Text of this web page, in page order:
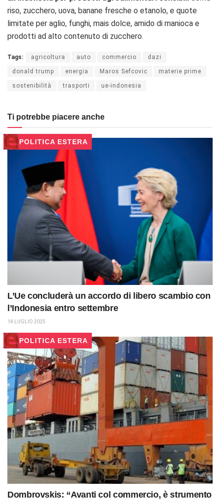
riso, zucchero, uova, banane fresche o etanolo, e quote
limitate per aglio, funghi, mais dolce, amido di manioca e
prodotti ad alto contenuto di zucchero.
Tags: agricoltura auto commercio dazi
donald trump energia Maros Sefcovic materie prime
sostenibilità trasporti ue-indonesia
Ti potrebbe piacere anche
POLITICA ESTERA
L’Ue concluderà un accordo di libero scambio con
l’Indonesia entro settembre
14 LUGLIO 2025
POLITICA ESTERA
Dombrovskis: “Avanti col commercio, è strumento